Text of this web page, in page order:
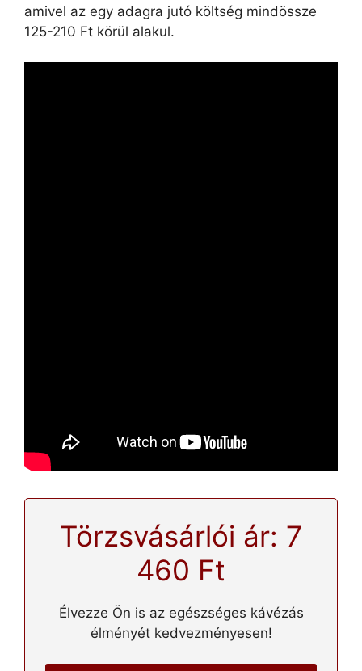
amivel az egy adagra jutó költség mindössze
125-210 Ft körül alakul.
Törzsvásárlói ár: 7
460 Ft
Élvezze Ön is az egészséges kávézás
élményét kedvezményesen!